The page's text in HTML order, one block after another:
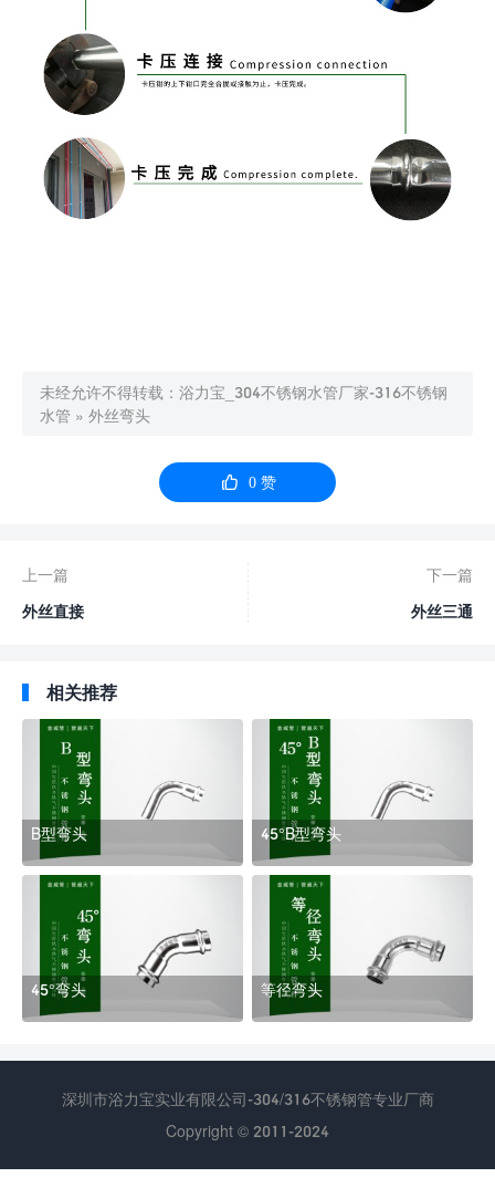
未经允许不得转载： 浴力宝_304不锈钢水管厂家-316不锈钢
水管 » 外丝弯头
 0赞
上一篇
外丝直接
下一篇
外丝三通
相关推荐
B型弯头 45°B型弯头
45°弯头 等径弯头
深圳市浴力宝实业有限公司-304/316不锈钢管专业厂商
Copyright © 2011-2024